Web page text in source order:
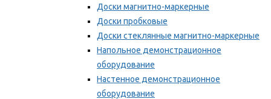
Доски магнитно-маркерные
Доски пробковые
Доски стеклянные магнитно-маркерные
Напольное демонстрационное
оборудование
Настенное демонстрационное
оборудование